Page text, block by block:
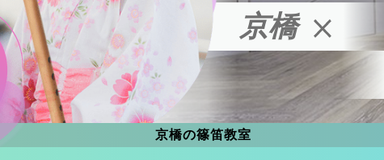
京橋
京橋の篠笛教室